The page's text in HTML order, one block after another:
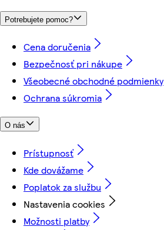
Potrebujete pomoc?
Cena doručenia
Bezpečnosť pri nákupe
Všeobecné obchodné podmienky
Ochrana súkromia
O nás
Prístupnosť
Kde dovážame
Poplatok za službu
Nastavenia cookies
Možnosti platby